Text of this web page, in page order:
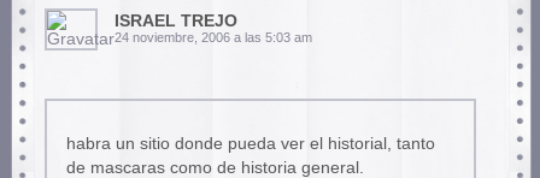
ISRAEL TREJO
24 noviembre, 2006 a las 5:03 am
habra un sitio donde pueda ver el historial, tanto
de mascaras como de historia general.